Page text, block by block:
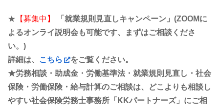
★ 【募集中】
「就業規則見直しキャンペーン」(ZOOMに
よるオンライ説明会も可能です、まずはご相談くださ
い。)
詳細は、
こちら
をご覧ください。
★労務相談・助成金・労働基準法・就業規則見直し・社会
保険・労働保険・給与計算のご相談は、どこよりも相談し
やすい社会保険労務士事務所「KKパートナーズ」にご相